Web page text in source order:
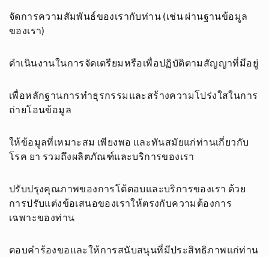
จัดการความสัมพันธ์ของเรากับท่าน (เช่น ผ่านฐานข้อมูล
ของเรา)
ดำเนินงานในการจัดเตรียมหรือเพื่อปฏิบัติตามสัญญาที่มีอยู่
เพื่อหลักฐานการทำธุรกรรมและสร้างความโปร่งใสในการ
ถ่ายโอนข้อมูล
ให้ข้อมูลที่เหมาะสม เพียงพอ และทันสมัยแก่ท่านเกี่ยวกับ
โรค ยา รวมถึงผลิตภัณฑ์และบริการของเรา
ปรับปรุงคุณภาพของการโต้ตอบและบริการของเรา ด้วย
การปรับแต่งข้อเสนอของเราให้ตรงกับความต้องการ
เฉพาะของท่าน
ตอบคำร้องขอและให้การสนับสนุนที่มีประสิทธิภาพแก่ท่าน